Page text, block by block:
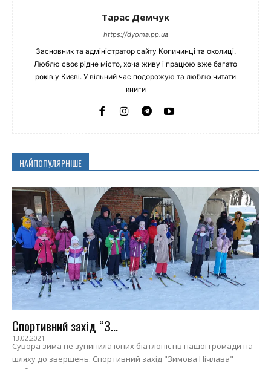
Тарас Демчук
https://dyoma.pp.ua
Засновник та адміністратор сайту Копичинці та околиці.
Люблю своє рідне місто, хоча живу і працюю вже багато
років у Києві. У вільний час подорожую та люблю читати
книги
НАЙПОПУЛЯРНІШЕ
Спортивний захід “З...
13.02.2021
Сувора зима не зупинила юних біатлоністів нашої громади на
шляху до звершень. Спортивний захід "Зимова Нічлава"